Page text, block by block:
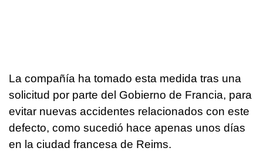
La compañía ha tomado esta medida tras una
solicitud por parte del Gobierno de Francia, para
evitar nuevas accidentes relacionados con este
defecto, como sucedió hace apenas unos días
en la ciudad francesa de Reims.